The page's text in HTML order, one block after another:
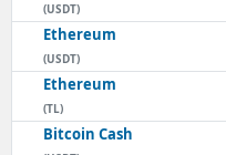
(USDT)
Ethereum
(USDT)
Ethereum
(TL)
Bitcoin Cash